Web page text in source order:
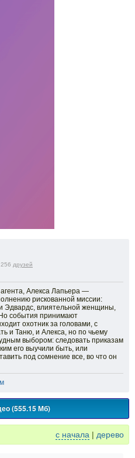
друзей
Алекса Лапьера —
рискованной миссии:
Эдвардс, влиятельной женщины,
события принимают
охотник за головами, с
и Таню, и Алекса, но по чьему
выбором: следовать приказам
его выучили быть, или
под сомнение все, во что он
(555.15 Мб)
с начала | дерево